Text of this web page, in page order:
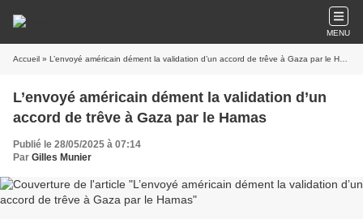
MENU
Accueil » L’envoyé américain dément la validation d’un accord de trêve à Gaza par le Hamas
L’envoyé américain dément la validation d’un
accord de trêve à Gaza par le Hamas
Publié le 28/05/2025 à 07:14
Par Gilles Munier